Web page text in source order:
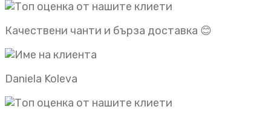
Качествени чанти и бърза доставка 😊
Daniela Koleva